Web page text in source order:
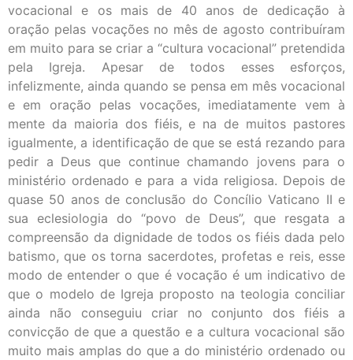
vocacional e os mais de 40 anos de dedicação à
oração pelas vocações no mês de agosto contribuíram
em muito para se criar a “cultura vocacional” pretendida
pela Igreja. Apesar de todos esses esforços,
infelizmente, ainda quando se pensa em mês vocacional
e em oração pelas vocações, imediatamente vem à
mente da maioria dos fiéis, e na de muitos pastores
igualmente, a identificação de que se está rezando para
pedir a Deus que continue chamando jovens para o
ministério ordenado e para a vida religiosa. Depois de
quase 50 anos de conclusão do Concílio Vaticano II e
sua eclesiologia do “povo de Deus”, que resgata a
compreensão da dignidade de todos os fiéis dada pelo
batismo, que os torna sacerdotes, profetas e reis, esse
modo de entender o que é vocação é um indicativo de
que o modelo de Igreja proposto na teologia conciliar
ainda não conseguiu criar no conjunto dos fiéis a
convicção de que a questão e a cultura vocacional são
muito mais amplas do que a do ministério ordenado ou